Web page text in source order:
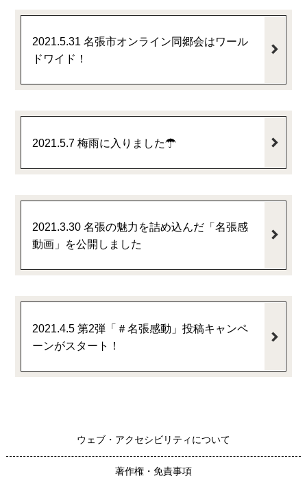
2021.5.31 名張市オンライン同郷会はワール
ドワイド！
2021.5.7 梅雨に入りました☂
2021.3.30 名張の魅力を詰め込んだ「名張感
動画」を公開しました
2021.4.5 第2弾「＃名張感動」投稿キャンペ
ーンがスタート！
ウェブ・アクセシビリティについて
著作権・免責事項